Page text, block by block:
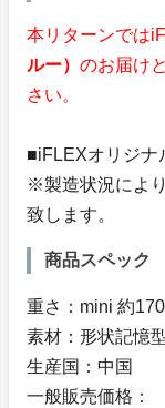
本リターンでは
ルー） のお届け
さい。
■iFLEXオリジナ
※製造状況によ
致します。
商品スペック
重さ：mini 約
素材：形状記憶
生産国：中国
一般販売価格：